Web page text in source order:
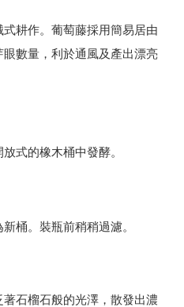
耕作。葡萄藤採用簡易居由
數量，利於通風及產出漂亮
式的橡木桶中發酵。
桶。裝瓶前稍稍過濾。
石榴石般的光澤，散發出濃